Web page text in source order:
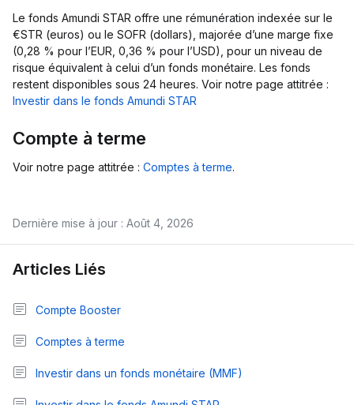
Le fonds Amundi STAR offre une rémunération indexée sur le
€STR (euros) ou le SOFR (dollars), majorée d’une marge fixe
(0,28 % pour l’EUR, 0,36 % pour l’USD), pour un niveau de
risque équivalent à celui d’un fonds monétaire. Les fonds
restent disponibles sous 24 heures. Voir notre page attitrée :
Investir dans le fonds Amundi STAR
Compte à terme
Voir notre page attitrée : Comptes à terme.
Dernière mise à jour : Août 4, 2026
Articles Liés
Compte Booster
Comptes à terme
Investir dans un fonds monétaire (MMF)